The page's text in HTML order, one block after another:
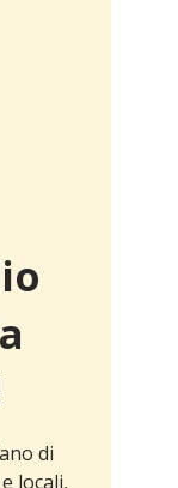
di
locali,